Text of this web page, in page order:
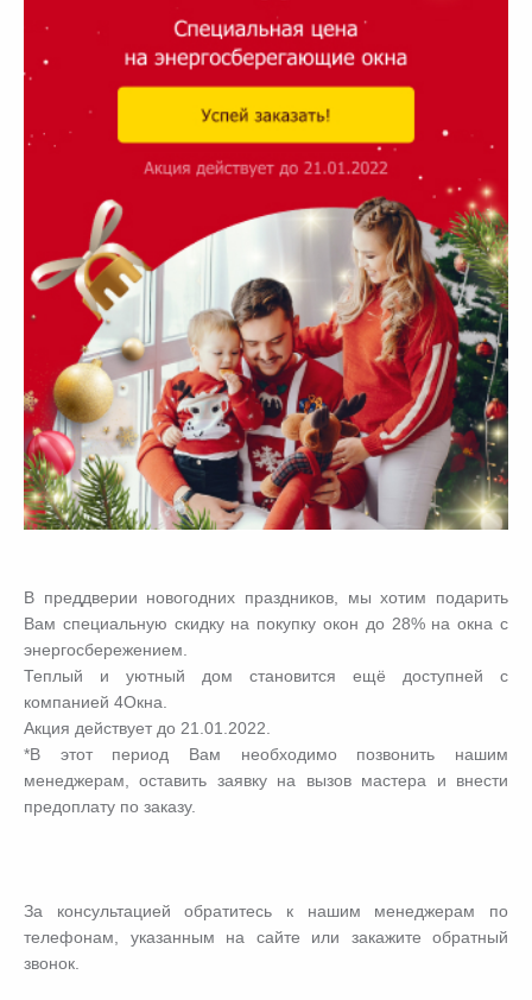
В преддверии новогодних праздников, мы хотим подарить
Вам специальную скидку на покупку окон до 28% на окна с
энергосбережением.
Теплый и уютный дом становится ещё доступней с
компанией 4Окна.
Акция действует до 21.01.2022.
*В этот период Вам необходимо позвонить нашим
менеджерам, оставить заявку на вызов мастера и внести
предоплату по заказу.
За консультацией обратитесь к нашим менеджерам по
телефонам, указанным на сайте или закажите обратный
звонок.